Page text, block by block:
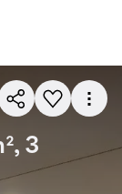
3